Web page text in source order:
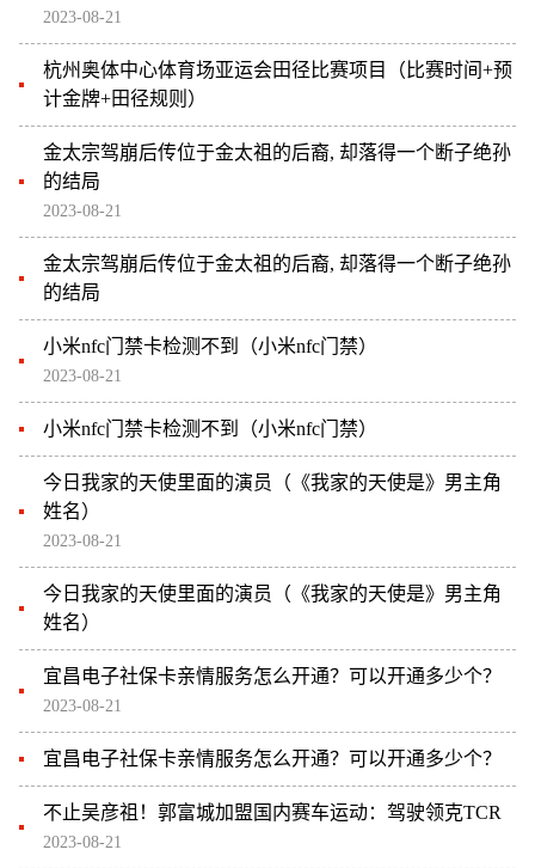
2023-08-21
杭州奥体中心体育场亚运会田径比赛项目（比赛时间+预
计金牌+田径规则）
金太宗驾崩后传位于金太祖的后裔, 却落得一个断子绝孙
的结局
2023-08-21
金太宗驾崩后传位于金太祖的后裔, 却落得一个断子绝孙
的结局
小米nfc门禁卡检测不到（小米nfc门禁）
2023-08-21
小米nfc门禁卡检测不到（小米nfc门禁）
今日我家的天使里面的演员（《我家的天使是》男主角
姓名）
2023-08-21
今日我家的天使里面的演员（《我家的天使是》男主角
姓名）
宜昌电子社保卡亲情服务怎么开通？可以开通多少个？
2023-08-21
宜昌电子社保卡亲情服务怎么开通？可以开通多少个？
不止吴彦祖！郭富城加盟国内赛车运动：驾驶领克TCR
2023-08-21